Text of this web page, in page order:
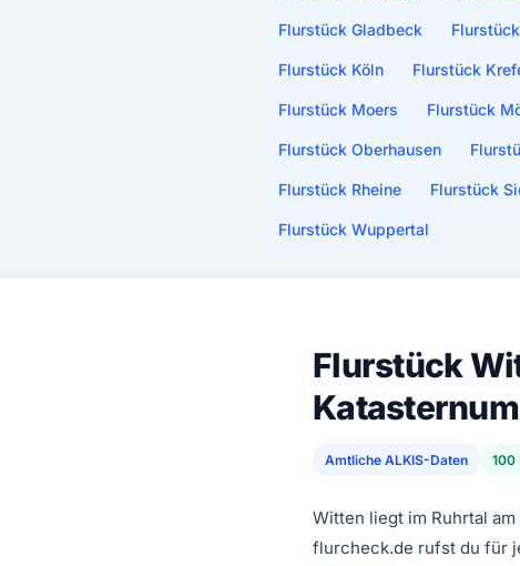
Flurstück Gladbeck
Flurstück Köln Flurstück
Flurstück Moers Flurstück
Flurstück Oberhausen
Flurstück Rheine Flurstück
Flurstück Wuppertal
Flurstück
Amtliche ALKIS-Daten 100
Witten liegt im Ruhrtal
flurcheck.de rufst du für